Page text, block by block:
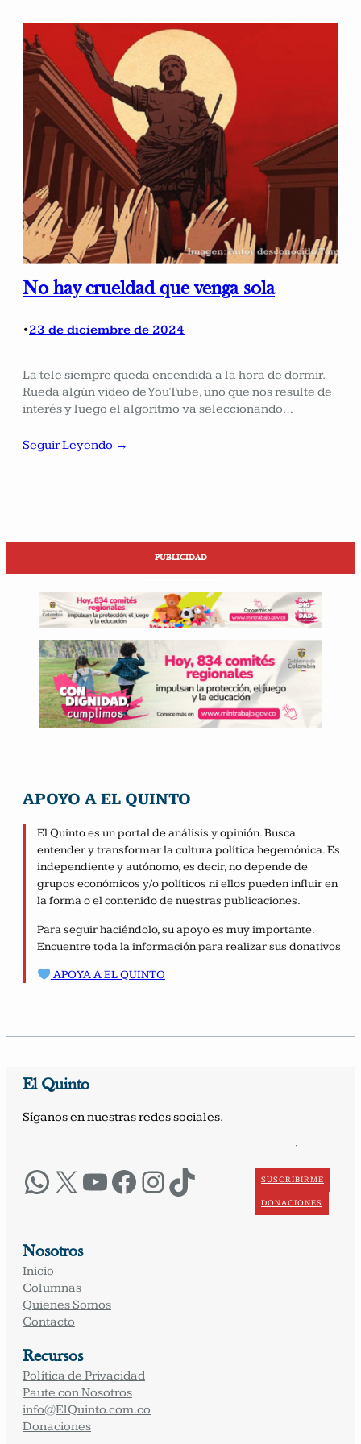
No hay crueldad que venga sola
•23 de diciembre de 2024
La tele siempre queda encendida a la hora de dormir.
Rueda algún video de YouTube, uno que nos resulte de
interés y luego el algoritmo va seleccionando…
Seguir Leyendo →
PUBLICIDAD
APOYO A EL QUINTO
El Quinto es un portal de análisis y opinión. Busca
entender y transformar la cultura política hegemónica. Es
independiente y autónomo, es decir, no depende de
grupos económicos y/o políticos ni ellos pueden influir en
la forma o el contenido de nuestras publicaciones.
Para seguir haciéndolo, su apoyo es muy importante.
Encuentre toda la información para realizar sus donativos
APOYA A EL QUINTO
El Quinto
Síganos en nuestras redes sociales.
WhatsApp X YouTube Facebook InstagramTikTok
·
SUSCRIBIRME
DONACIONES
Nosotros
Inicio
Columnas
Quienes Somos
Contacto
Recursos
Política de Privacidad
Paute con Nosotros
info@ElQuinto.com.co
Donaciones